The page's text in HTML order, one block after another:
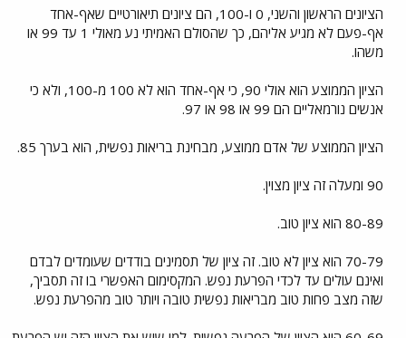
הציונים הראשון והשני, 0 ו-100, הם ציונים תיאורטיים שאף-אחד
אף-פעם לא מגיע אליהם, כך שהסולם האמיתי נע מאולי 1 עד 99 או
משהו.
הציון הממוצע הוא אולי 90, כי אף-אחד הוא לא 100 מ-100, ולא כי
אנשים נורמאליים הם 99 או 98 או 97.
הציון הממוצע של אדם ממוצע, מבחינת בריאות נפשית, הוא בערך 85.
90 ומעלה זה ציון מצוין.
80-89 הוא ציון טוב.
70-79 הוא ציון לא טוב. זה ציון של תסמינים בודדים שעומדים לבדם
ואינם עולים עד לכדי הפרעת נפש. המקסימום האפשרי בו זה תסביך,
שזה מצב פחות טוב מבריאות נפשית טובה ויותר טוב מהפרעת נפש.